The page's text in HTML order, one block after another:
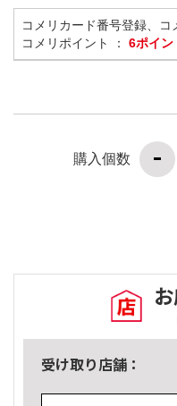
コメリカード番号登録、
コメリポイント ： 6ポイン
購入個数
受け取り店舗：